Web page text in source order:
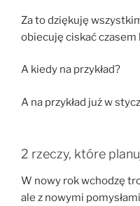
Za to dziękuję
obiecuję ciskać
A kiedy na przykład?
A na przykład już w
2 rzeczy, które
W nowy rok wchodzę
ale z nowymi